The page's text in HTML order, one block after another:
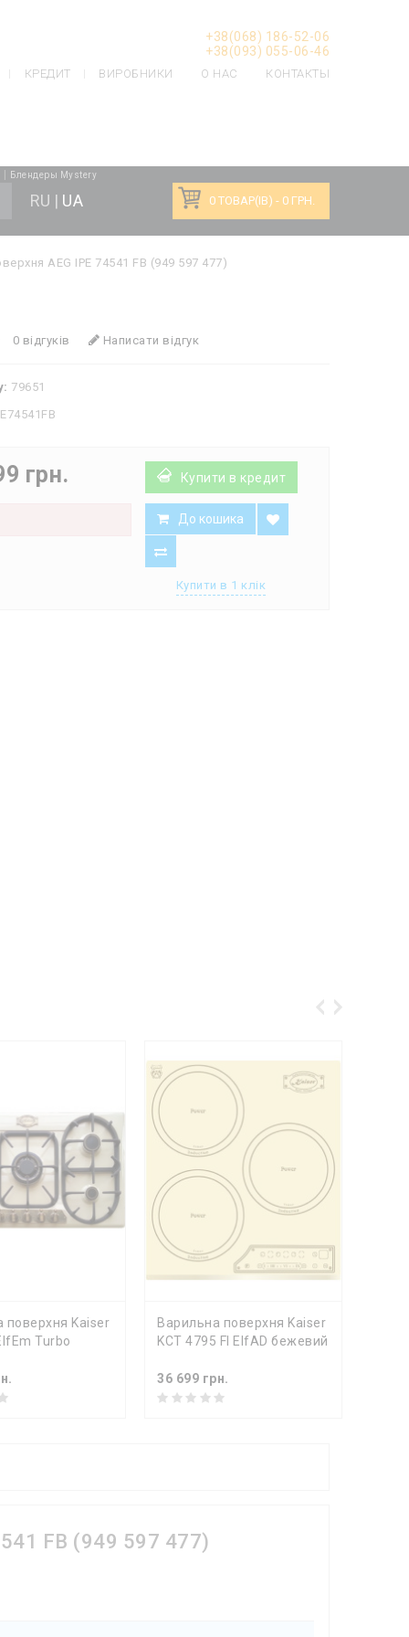
+38(068) 186-52-06
+38(093) 055-06-46
КРЕДИТ ВИРОБНИКИ О НАС КОНТАКТЫ
Блендеры Mystery
RU | UA 0 ТОВАР(ІВ) - 0 ГРН.
AEG IPE 74541 FB (949 597 477)
0 відгуків Написати відгук
79651
грн. Купити в кредит
До кошика
Купити в 1 клік
поверхня Kaiser
Turbo
ДО КОШИКА
Варильна поверхня Kaiser
KCT 4795 FI ElfAD бежевий
36 699 грн.
FB (949 597 477)